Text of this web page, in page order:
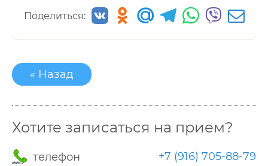
Поделиться:
« Назад
Хотите записаться на прием?
телефон
+7 (916) 705-88-79